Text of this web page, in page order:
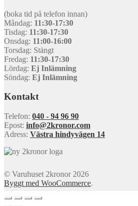
(boka tid på telefon innan)
Måndag: 11:30-17:30
Tisdag: 11:30-17:30
Onsdag: 11:00-16:00
Torsdag: Stängt
Fredag: 11:30-17:30
Lördag: Ej Inlämning
Söndag: Ej Inlämning
Kontakt
Telefon: 040 - 94 96 90
Epost: info@2kronor.com
Adress: Västra hindyvägen 14
© Varuhuset 2kronor 2026
Byggt med WooCommerce.